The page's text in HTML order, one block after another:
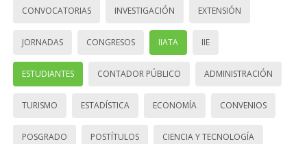
CONVOCATORIAS INVESTIGACIÓN EXTENSIÓN
JORNADAS CONGRESOS IIATA IIE
ESTUDIANTES CONTADOR PÚBLICO ADMINISTRACIÓN
TURISMO ESTADÍSTICA ECONOMÍA CONVENIOS
POSGRADO POSTÍTULOS CIENCIA Y TECNOLOGÍA